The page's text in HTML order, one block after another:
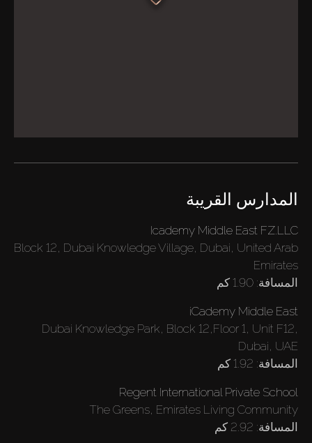
المدارس القريبة
Icademy Middle East FZ.LLC
Block 12, Dubai Knowledge Village, Dubai, United Arab
Emirates
المسافة: 1.90 كم
iCademy Middle East
Dubai Knowledge Park, Block 12,Floor 1, Unit F12,
Dubai, UAE
المسافة: 1.92 كم
Regent International Private School
The Greens, Emirates Living Community
المسافة: 2.92 كم